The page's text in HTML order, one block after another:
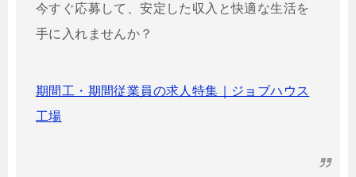
今すぐ応募して、安定した収入と快適な生活を
手に入れませんか？
期間工・期間従業員の求人特集｜ジョブハウス
工場